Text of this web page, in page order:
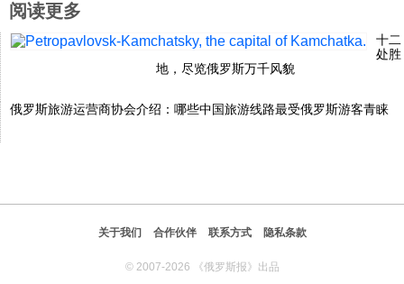
文化
阅读更多
十二
处胜
地，尽览俄罗斯万千风貌
俄罗斯旅游运营商协会介绍：哪些中国旅游线路最受俄罗斯游客青睐
关于我们 合作伙伴 联系方式 隐私条款
© 2007-2026 《俄罗斯报》出品